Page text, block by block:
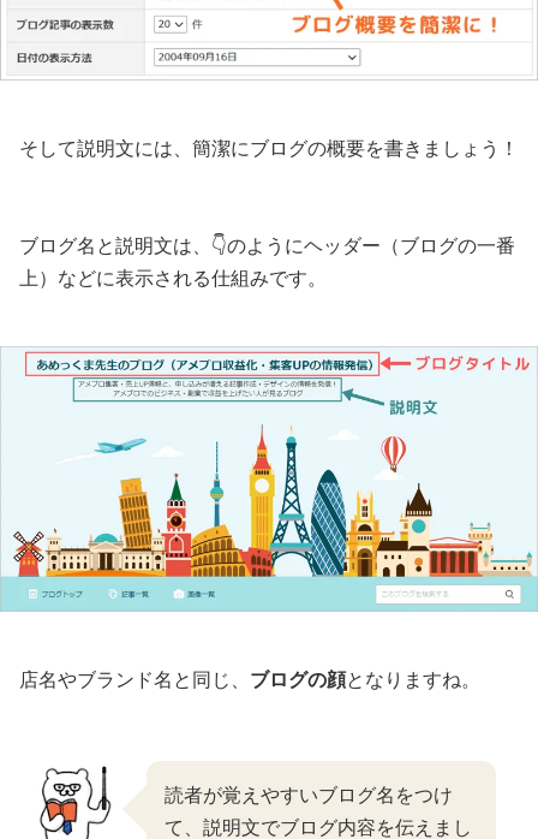
そして説明文には、簡潔にブログの概要を書きましょう！
ブログ名と説明文は、👇のようにヘッダー（ブログの一番
上）などに表示される仕組みです。
店名やブランド名と同じ、 ブログの顔となりますね。
読者が覚えやすいブログ名をつけ
て、説明文でブログ内容を伝えまし